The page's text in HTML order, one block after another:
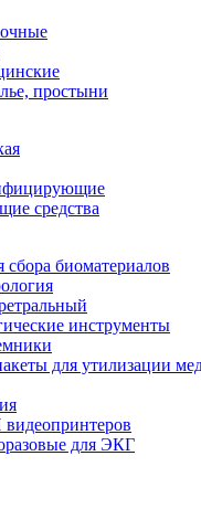
простыни
средства
биоматериалов
инструменты
для утилизации
для ЭКГ